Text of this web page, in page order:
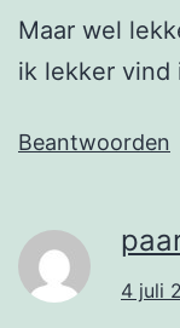
Maar wel
ik lekker vind
Beantwoorden
4 juli